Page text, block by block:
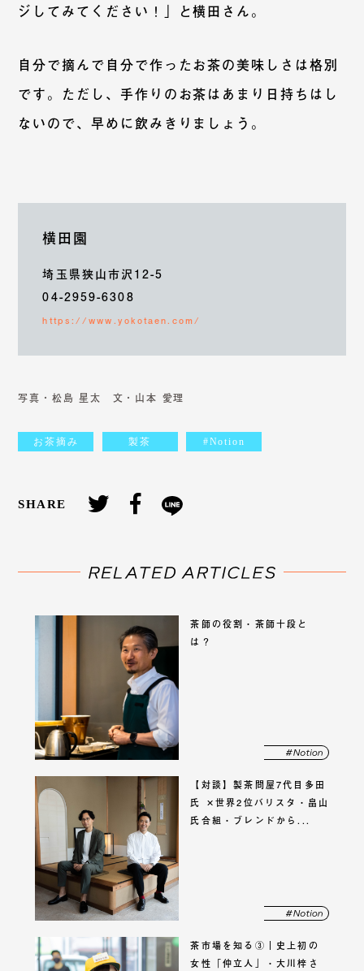
ジしてみてください！」と横田さん。
自分で摘んで自分で作ったお茶の美味しさは格別
です。ただし、手作りのお茶はあまり日持ちはし
ないので、早めに飲みきりましょう。
横田園
埼玉県狭山市沢12-5
04-2959-6308
https://www.yokotaen.com/
写真・松島 星太 文・山本 愛理
お茶摘み 製茶 #Notion
SHARE
茶師の役割・ 茶師十段と
は？
【対談】製茶問屋7代目多田
氏 ✕世界2位バリスタ・畠山
氏合組・ブレンドから...
茶市場を知る③｜史上初の
女性「仲立人」・大川梓さ